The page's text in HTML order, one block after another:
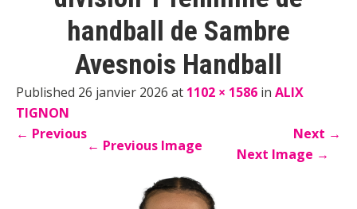
handball de Sambre
Avesnois Handball
Published 26 janvier 2026 at 1102 × 1586 in ALIX
TIGNON
← Previous Next →
← Previous Image Next Image →